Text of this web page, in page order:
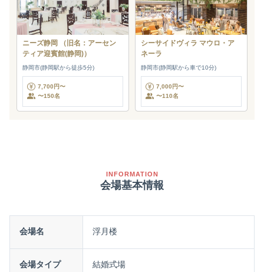
ニーズ静岡 （旧名：アーセン
ティア迎賓館(静岡)）
静岡市(静岡駅から徒歩5分)
7,700円〜
〜150名
シーサイドヴィラ マウロ・ア
ネーラ
静岡市(静岡駅から車で10分)
7,000円〜
〜110名
INFORMATION
会場基本情報
会場名 浮月楼
会場タイプ 結婚式場